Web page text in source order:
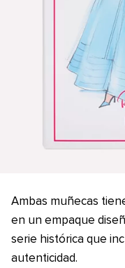
Ambas muñecas
en un empaque
serie histórica que
autenticidad.